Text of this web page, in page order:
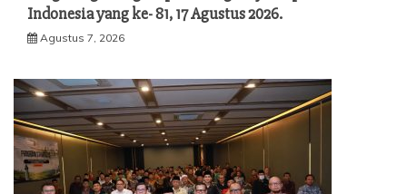
Indonesia yang ke- 81, 17 Agustus 2026.
Agustus 7, 2026